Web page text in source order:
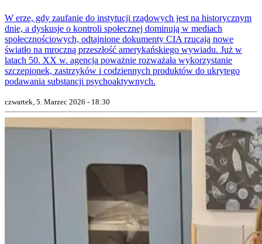
W erze, gdy zaufanie do instytucji rządowych jest na historycznym
dnie, a dyskusje o kontroli społecznej dominują w mediach
społecznościowych, odtajnione dokumenty CIA rzucają nowe
światło na mroczną przeszłość amerykańskiego wywiadu. Już w
latach 50. XX w. agencja poważnie rozważała wykorzystanie
szczepionek, zastrzyków i codziennych produktów do ukrytego
podawania substancji psychoaktywnych.
czwartek, 5. Marzec 2026 - 18:30